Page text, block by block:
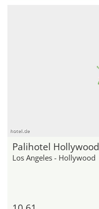
hotel.de
Palihotel Hollywood
Los Angeles - Hollywood